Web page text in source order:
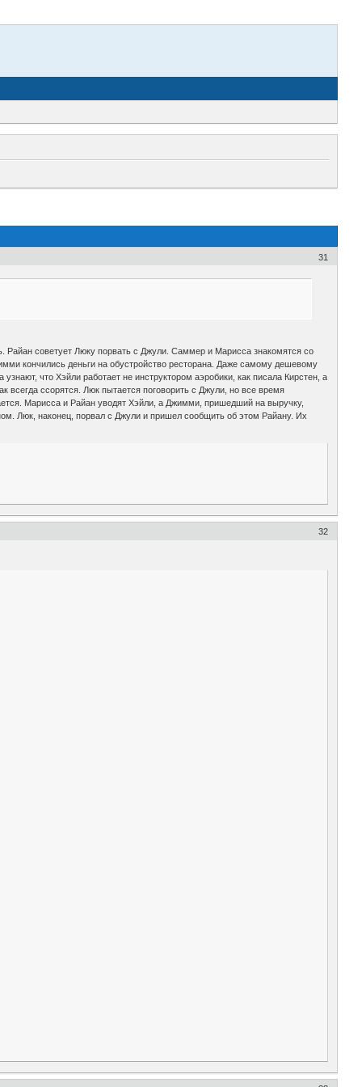
31
советует Люку порвать с Джули. Саммер и Марисса знакомятся со
кончились деньги на обустройство ресторана. Даже самому дешевому
что Хэйли работает не инструктором аэробики, как писала Кирстен, а
всегда ссорятся. Люк пытается поговорить с Джули, но все время
Марисса и Райан уводят Хэйли, а Джимми, пришедший на выручку,
Люк, наконец, порвал с Джули и пришел сообщить об этом Райану. Их
32